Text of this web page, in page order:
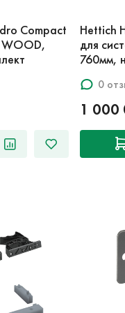
Compact
WOOD,
Hettich
для
760мм,
0
1 000